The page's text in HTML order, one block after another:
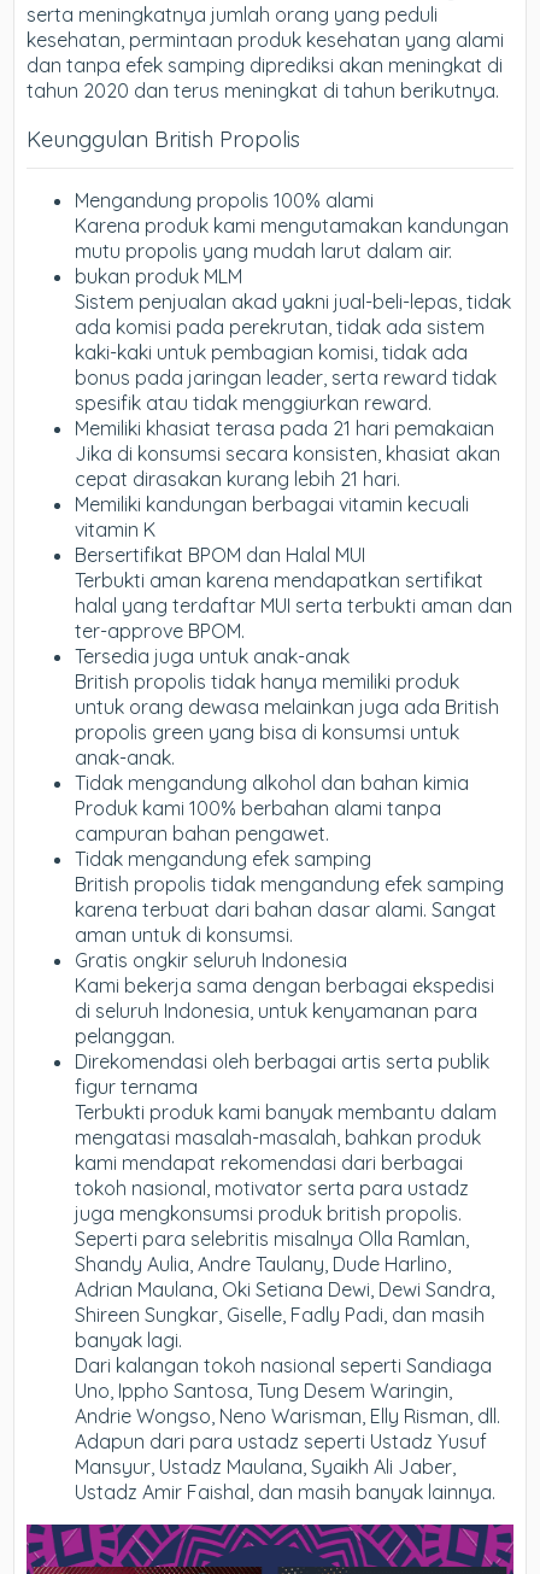
serta meningkatnya jumlah orang yang peduli
kesehatan, permintaan produk kesehatan yang alami
dan tanpa efek samping diprediksi akan meningkat di
tahun 2020 dan terus meningkat di tahun berikutnya.
Keunggulan British Propolis
Mengandung propolis 100% alami
Karena produk kami mengutamakan kandungan
mutu propolis yang mudah larut dalam air.
bukan produk MLM
Sistem penjualan akad yakni jual-beli-lepas, tidak
ada komisi pada perekrutan, tidak ada sistem
kaki-kaki untuk pembagian komisi, tidak ada
bonus pada jaringan leader, serta reward tidak
spesifik atau tidak menggiurkan reward.
Memiliki khasiat terasa pada 21 hari pemakaian
Jika di konsumsi secara konsisten, khasiat akan
cepat dirasakan kurang lebih 21 hari.
Memiliki kandungan berbagai vitamin kecuali
vitamin K
Bersertifikat BPOM dan Halal MUI
Terbukti aman karena mendapatkan sertifikat
halal yang terdaftar MUI serta terbukti aman dan
ter-approve BPOM.
Tersedia juga untuk anak-anak
British propolis tidak hanya memiliki produk
untuk orang dewasa melainkan juga ada British
propolis green yang bisa di konsumsi untuk
anak-anak.
Tidak mengandung alkohol dan bahan kimia
Produk kami 100% berbahan alami tanpa
campuran bahan pengawet.
Tidak mengandung efek samping
British propolis tidak mengandung efek samping
karena terbuat dari bahan dasar alami. Sangat
aman untuk di konsumsi.
Gratis ongkir seluruh Indonesia
Kami bekerja sama dengan berbagai ekspedisi
di seluruh Indonesia, untuk kenyamanan para
pelanggan.
Direkomendasi oleh berbagai artis serta publik
figur ternama
Terbukti produk kami banyak membantu dalam
mengatasi masalah-masalah, bahkan produk
kami mendapat rekomendasi dari berbagai
tokoh nasional, motivator serta para ustadz
juga mengkonsumsi produk british propolis.
Seperti para selebritis misalnya Olla Ramlan,
Shandy Aulia, Andre Taulany, Dude Harlino,
Adrian Maulana, Oki Setiana Dewi, Dewi Sandra,
Shireen Sungkar, Giselle, Fadly Padi, dan masih
banyak lagi.
Dari kalangan tokoh nasional seperti Sandiaga
Uno, Ippho Santosa, Tung Desem Waringin,
Andrie Wongso, Neno Warisman, Elly Risman, dll.
Adapun dari para ustadz seperti Ustadz Yusuf
Mansyur, Ustadz Maulana, Syaikh Ali Jaber,
Ustadz Amir Faishal, dan masih banyak lainnya.